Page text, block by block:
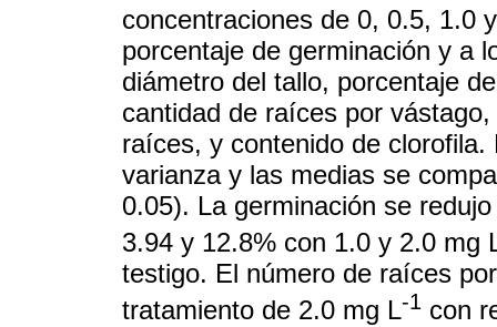
concentraciones de 0, 0.5, 1.0
porcentaje de germinación y a
diámetro del tallo, porcentaje
cantidad de raíces por
raíces, y contenido de
varianza y las medias se
0.05). La germinación se
3.94 y 12.8% con 1.0 y 2.0 mg
testigo. El número de raíces
tratamiento de 2.0 mg L-1 con